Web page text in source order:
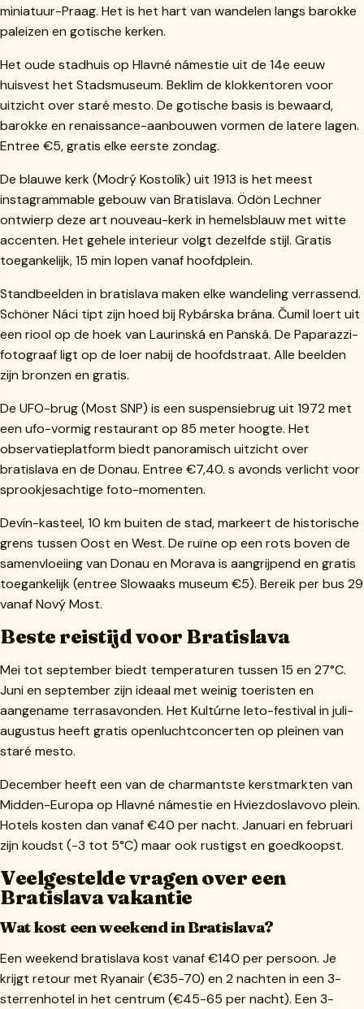
miniatuur-Praag. Het is het hart van wandelen langs barokke
paleizen en gotische kerken.
Het oude stadhuis op Hlavné námestie uit de 14e eeuw
huisvest het Stadsmuseum. Beklim de klokkentoren voor
uitzicht over staré mesto. De gotische basis is bewaard,
barokke en renaissance-aanbouwen vormen de latere lagen.
Entree €5, gratis elke eerste zondag.
De blauwe kerk (Modrý Kostolík) uit 1913 is het meest
instagrammable gebouw van Bratislava. Ödön Lechner
ontwierp deze art nouveau-kerk in hemelsblauw met witte
accenten. Het gehele interieur volgt dezelfde stijl. Gratis
toegankelijk, 15 min lopen vanaf hoofdplein.
Standbeelden in bratislava maken elke wandeling verrassend.
Schöner Náci tipt zijn hoed bij Rybárska brána. Čumil loert uit
een riool op de hoek van Laurinská en Panská. De Paparazzi-
fotograaf ligt op de loer nabij de hoofdstraat. Alle beelden
zijn bronzen en gratis.
De UFO-brug (Most SNP) is een suspensiebrug uit 1972 met
een ufo-vormig restaurant op 85 meter hoogte. Het
observatieplatform biedt panoramisch uitzicht over
bratislava en de Donau. Entree €7,40. s avonds verlicht voor
sprookjesachtige foto-momenten.
Devín-kasteel, 10 km buiten de stad, markeert de historische
grens tussen Oost en West. De ruïne op een rots boven de
samenvloeiing van Donau en Morava is aangrijpend en gratis
toegankelijk (entree Slowaaks museum €5). Bereik per bus 29
vanaf Nový Most.
Beste reistijd voor Bratislava
Mei tot september biedt temperaturen tussen 15 en 27°C.
Juni en september zijn ideaal met weinig toeristen en
aangename terrasavonden. Het Kultúrne leto-festival in juli-
augustus heeft gratis openluchtconcerten op pleinen van
staré mesto.
December heeft een van de charmantste kerstmarkten van
Midden-Europa op Hlavné námestie en Hviezdoslavovo plein.
Hotels kosten dan vanaf €40 per nacht. Januari en februari
zijn koudst (-3 tot 5°C) maar ook rustigst en goedkoopst.
Veelgestelde vragen over een
Bratislava vakantie
Wat kost een weekend in Bratislava?
Een weekend bratislava kost vanaf €140 per persoon. Je
krijgt retour met Ryanair (€35-70) en 2 nachten in een 3-
sterrenhotel in het centrum (€45-65 per nacht). Een 3-